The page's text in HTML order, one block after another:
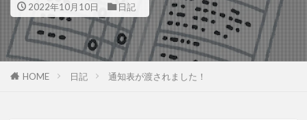
2022年10月10日 日記
HOME 日記 通知表が渡されました！